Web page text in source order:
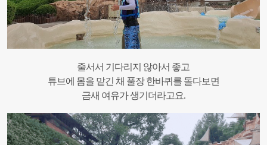
줄서서 기다리지 않아서 좋고
튜브에 몸을 맡긴 채 풀장 한바퀴를 돌다보면
금새 여유가 생기더라고요.